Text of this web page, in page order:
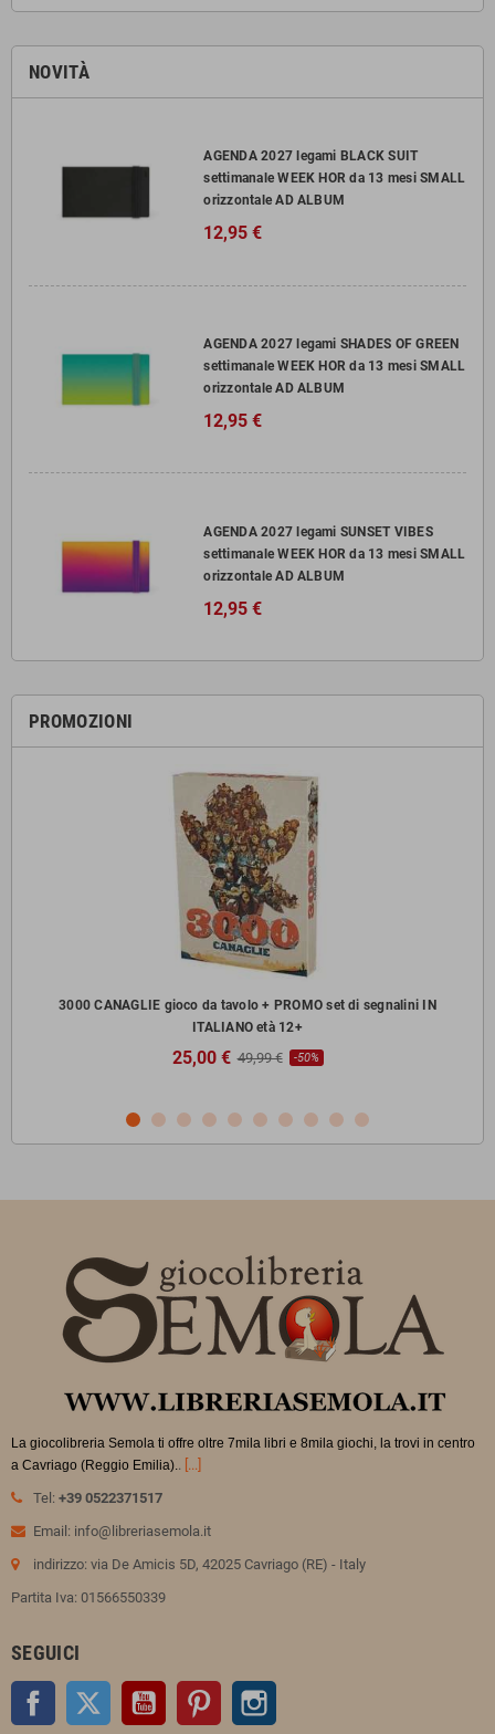
NOVITÀ
AGENDA 2027 legami BLACK SUIT
settimanale WEEK HOR da 13 mesi SMALL
orizzontale AD ALBUM
12,95 €
AGENDA 2027 legami SHADES OF GREEN
settimanale WEEK HOR da 13 mesi SMALL
orizzontale AD ALBUM
12,95 €
AGENDA 2027 legami SUNSET VIBES
settimanale WEEK HOR da 13 mesi SMALL
orizzontale AD ALBUM
12,95 €
PROMOZIONI
3000 CANAGLIE gioco da tavolo + PROMO set di segnalini IN
ITALIANO età 12+
25,00 € 49,99 € -50%
La giocolibreria Semola ti offre oltre 7mila libri e 8mila giochi, la trovi in centro
a Cavriago (Reggio Emilia).. [...]
Tel: +39 0522371517
Email: info@libreriasemola.it
indirizzo: via De Amicis 5D, 42025 Cavriago (RE) - Italy
Partita Iva: 01566550339
SEGUICI
Facebook Twitter YouTube Pinterest